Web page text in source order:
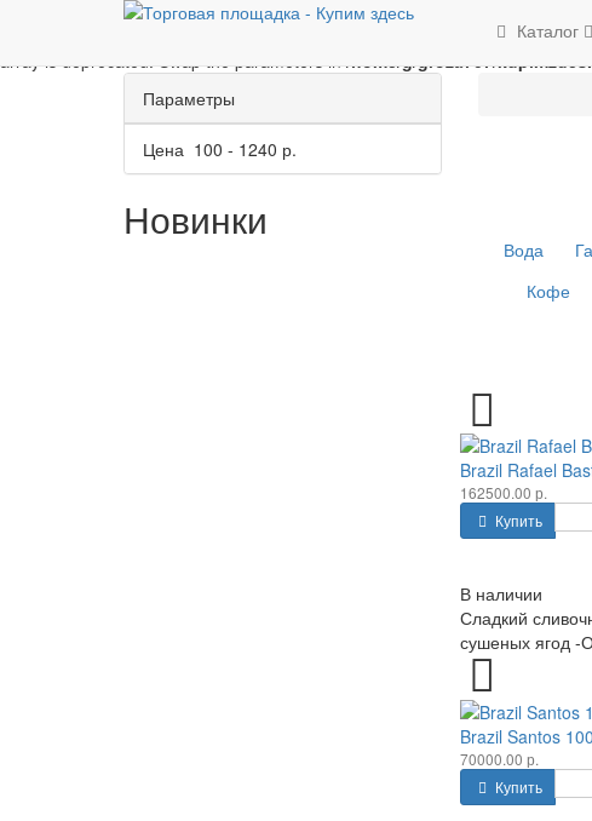
: implode(): Passing glue string after array is deprecated. Swap
Parameter must be an array or an object that implements Countable in/
array is deprecated. Swap the parameters in/home/g/groza707/
Каталог
Параметры
Цена 100 - 1240 р.
Новинки
Вода
Кофе
Brazil Rafael
162500.00 р.
Купить
В наличии
Сладкий
сушеных ягод -
Brazil Santos
70000.00 р.
Купить